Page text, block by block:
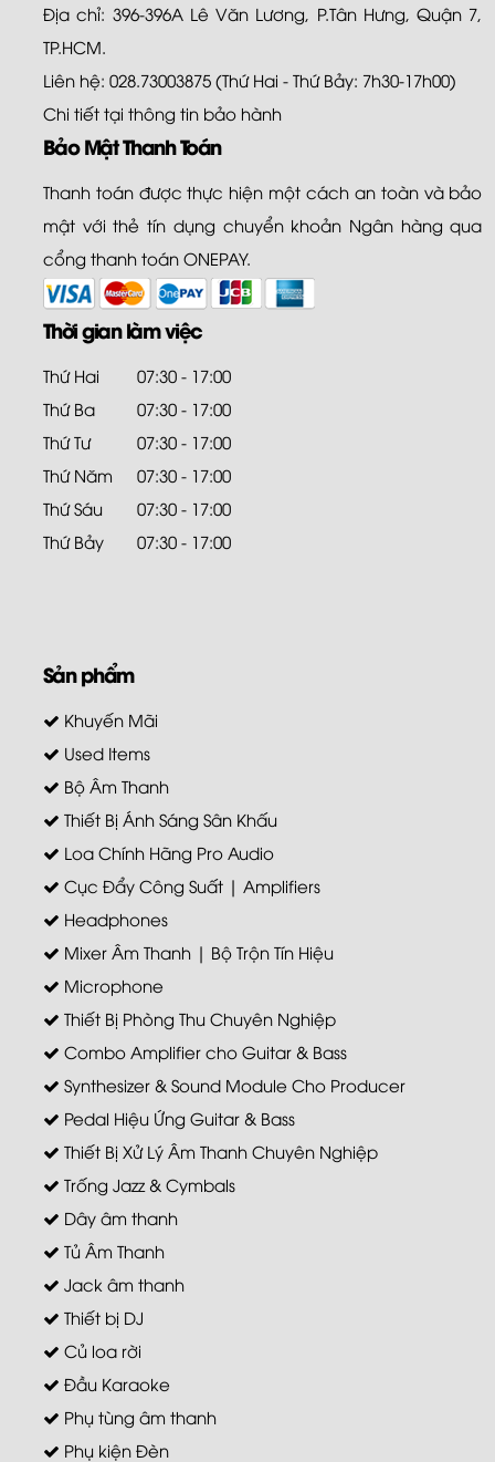
Địa chỉ: 396-396A Lê Văn Lương, P.Tân Hưng, Quận 7,
TP.HCM.
Liên hệ: 028.73003875 (Thứ Hai - Thứ Bảy: 7h30-17h00)
Chi tiết tại thông tin bảo hành
Bảo Mật Thanh Toán
Thanh toán được thực hiện một cách an toàn và bảo
mật với thẻ tín dụng chuyển khoản Ngân hàng qua
cổng thanh toán ONEPAY.
Thời gian làm việc
Thứ Hai
07:30 - 17:00
Thứ Ba
07:30 - 17:00
Thứ Tư
07:30 - 17:00
Thứ Năm
07:30 - 17:00
Thứ Sáu
07:30 - 17:00
Thứ Bảy
07:30 - 17:00
Sản phẩm
Khuyến Mãi
Used Items
Bộ Âm Thanh
Thiết Bị Ánh Sáng Sân Khấu
Loa Chính Hãng Pro Audio
Cục Đẩy Công Suất | Amplifiers
Headphones
Mixer Âm Thanh | Bộ Trộn Tín Hiệu
Microphone
Thiết Bị Phòng Thu Chuyên Nghiệp
Combo Amplifier cho Guitar & Bass
Synthesizer & Sound Module Cho Producer
Pedal Hiệu Ứng Guitar & Bass
Thiết Bị Xử Lý Âm Thanh Chuyên Nghiệp
Trống Jazz & Cymbals
Dây âm thanh
Tủ Âm Thanh
Jack âm thanh
Thiết bị DJ
Củ loa rời
Đầu Karaoke
Phụ tùng âm thanh
Phụ kiện Đèn